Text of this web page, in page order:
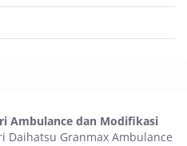
Ambulance dan Modifikasi
Daihatsu Granmax Ambulance